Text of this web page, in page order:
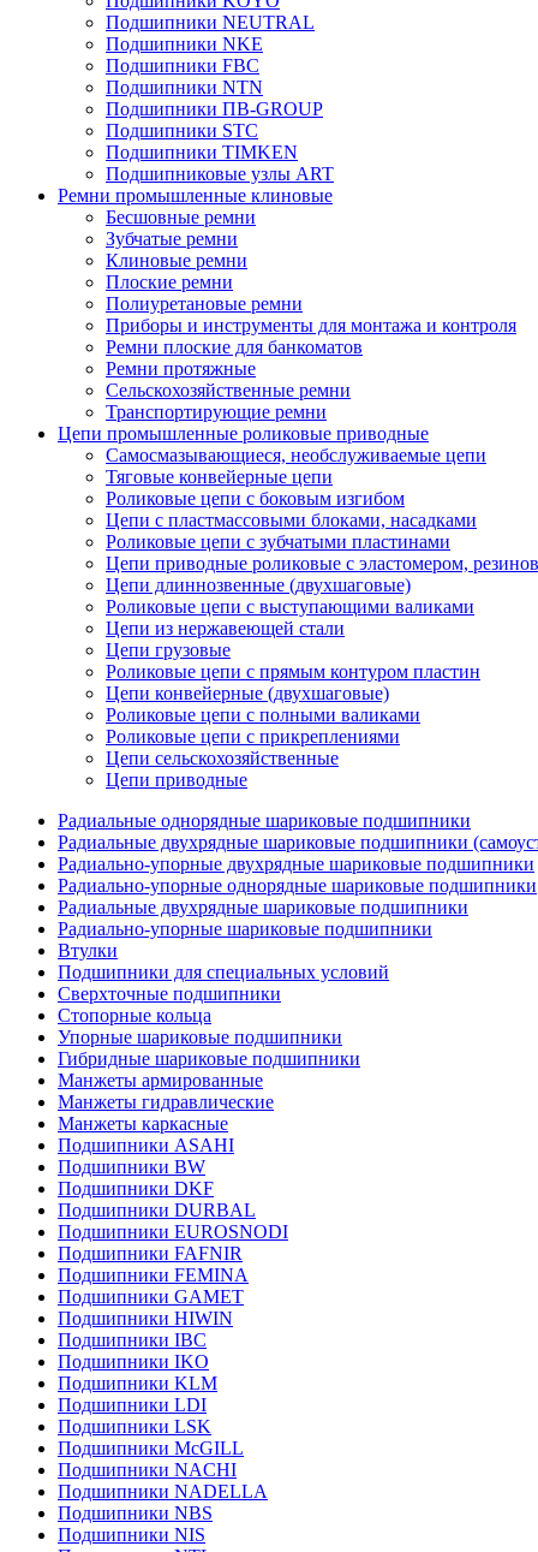
Подшипники NEUTRAL
Подшипники NKE
Подшипники FBC
Подшипники NTN
Подшипники ПВ-GROUP
Подшипники STC
Подшипники TIMKEN
Подшипниковые узлы ART
Ремни промышленные клиновые
Бесшовные ремни
Зубчатые ремни
Клиновые ремни
Плоские ремни
Полиуретановые ремни
Приборы и инструменты для монтажа и контроля
Ремни плоские для банкоматов
Ремни протяжные
Сельскохозяйственные ремни
Транспортирующие ремни
Цепи промышленные роликовые приводные
Самосмазывающиеся, необслуживаемые цепи
Тяговые конвейерные цепи
Роликовые цепи с боковым изгибом
Цепи с пластмассовыми блоками, насадками
Роликовые цепи с зубчатыми пластинами
Цепи приводные роликовые с эластомером,
Цепи длиннозвенные (двухшаговые)
Роликовые цепи с выступающими валиками
Цепи из нержавеющей стали
Цепи грузовые
Роликовые цепи с прямым контуром пластин
Цепи конвейерные (двухшаговые)
Роликовые цепи с полными валиками
Роликовые цепи с прикреплениями
Цепи сельскохозяйственные
Цепи приводные
Радиальные однорядные шариковые подшипники
Радиальные двухрядные шариковые подшипники
Радиально-упорные двухрядные шариковые подшипники
Радиально-упорные однорядные шариковые подшипники
Радиальные двухрядные шариковые подшипники
Радиально-упорные шариковые подшипники
Втулки
Подшипники для специальных условий
Сверхточные подшипники
Стопорные кольца
Упорные шариковые подшипники
Гибридные шариковые подшипники
Манжеты армированные
Манжеты гидравлические
Манжеты каркасные
Подшипники ASAHI
Подшипники BW
Подшипники DKF
Подшипники DURBAL
Подшипники EUROSNODI
Подшипники FAFNIR
Подшипники FEMINA
Подшипники GAMET
Подшипники HIWIN
Подшипники IBC
Подшипники IKO
Подшипники KLM
Подшипники LDI
Подшипники LSK
Подшипники McGILL
Подшипники NACHI
Подшипники NADELLA
Подшипники NBS
Подшипники NIS